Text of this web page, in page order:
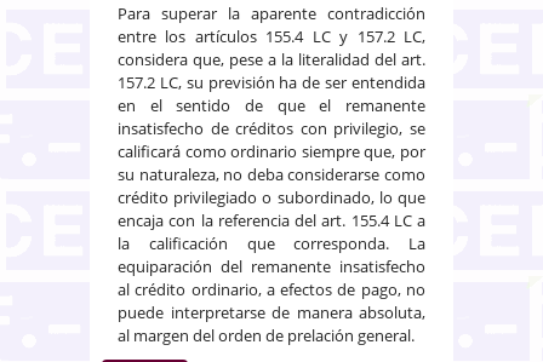
Para superar la aparente contradicción
entre los artículos 155.4 LC y 157.2 LC,
considera que, pese a la literalidad del art.
157.2 LC, su previsión ha de ser entendida
en el sentido de que el remanente
insatisfecho de créditos con privilegio, se
calificará como ordinario siempre que, por
su naturaleza, no deba considerarse como
crédito privilegiado o subordinado, lo que
encaja con la referencia del art. 155.4 LC a
la calificación que corresponda. La
equiparación del remanente insatisfecho
al crédito ordinario, a efectos de pago, no
puede interpretarse de manera absoluta,
al margen del orden de prelación general.